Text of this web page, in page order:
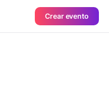
Crear evento